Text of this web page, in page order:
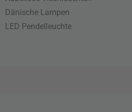
Dänische Lampen
LED Pendelleuchte